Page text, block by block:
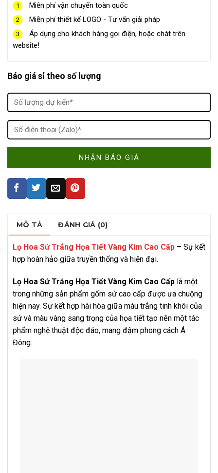
1 Miễn phí vận chuyển toàn quốc
2 Miễn phí thiết kế LOGO - Tư vấn giải pháp
3
Áp dụng cho khách hàng gọi điện, hoặc chát trên
website!
Báo giá sỉ theo số lượng
MÔ TẢ ĐÁNH GIÁ (0)
Lọ Hoa Sứ Trắng Họa Tiết Vàng Kim Cao Cấp – Sự kết
hợp hoàn hảo giữa truyền thống và hiện đại.
Lọ Hoa Sứ Trắng Họa Tiết Vàng Kim Cao Cấp là một
trong những sản phẩm gốm sứ cao cấp được ưa chuộng
hiện nay. Sự kết hợp hài hòa giữa màu trắng tinh khôi của
sứ và màu vàng sang trọng của họa tiết tạo nên một tác
phẩm nghệ thuật độc đáo, mang đậm phong cách Á
Đông.